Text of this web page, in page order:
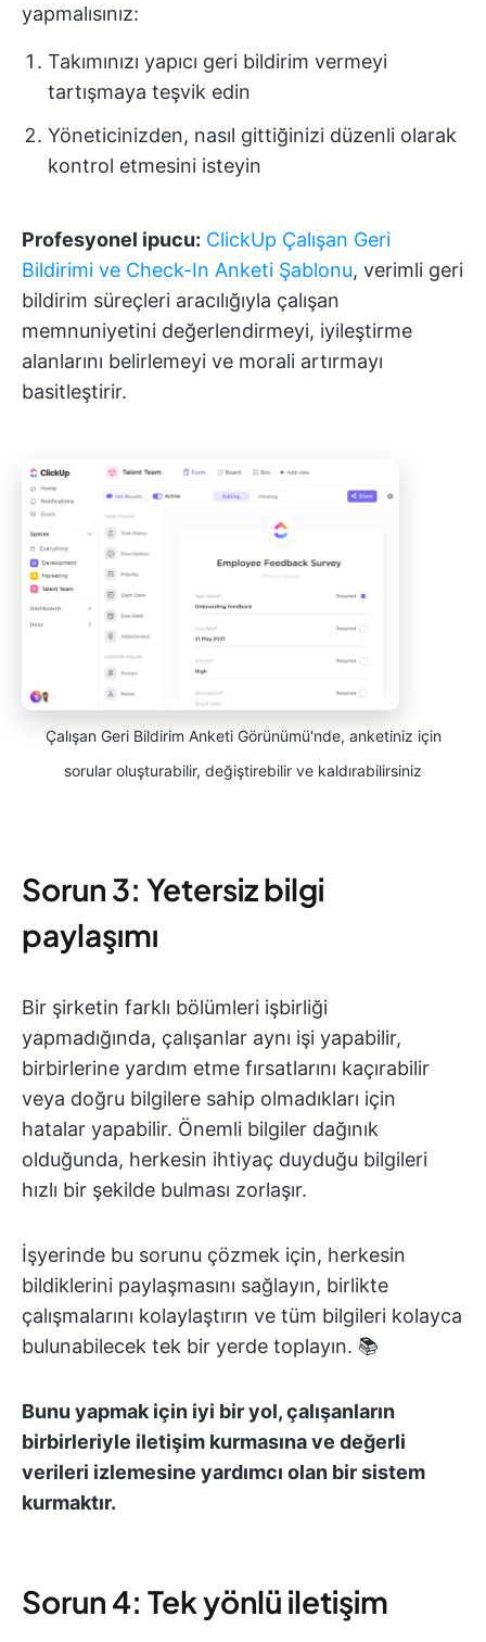
yapmalısınız:
Takımınızı yapıcı geri bildirim vermeyi
tartışmaya teşvik edin
Yöneticinizden, nasıl gittiğinizi düzenli olarak
kontrol etmesini isteyin
Profesyonel ipucu: ClickUp Çalışan Geri
Bildirimi ve Check-In Anketi Şablonu, verimli geri
bildirim süreçleri aracılığıyla çalışan
memnuniyetini değerlendirmeyi, iyileştirme
alanlarını belirlemeyi ve morali artırmayı
basitleştirir.
Çalışan Geri Bildirim Anketi Görünümü'nde, anketiniz için
sorular oluşturabilir, değiştirebilir ve kaldırabilirsiniz
Sorun 3: Yetersiz bilgi
paylaşımı
Bir şirketin farklı bölümleri işbirliği
yapmadığında, çalışanlar aynı işi yapabilir,
birbirlerine yardım etme fırsatlarını kaçırabilir
veya doğru bilgilere sahip olmadıkları için
hatalar yapabilir. Önemli bilgiler dağınık
olduğunda, herkesin ihtiyaç duyduğu bilgileri
hızlı bir şekilde bulması zorlaşır.
İşyerinde bu sorunu çözmek için, herkesin
bildiklerini paylaşmasını sağlayın, birlikte
çalışmalarını kolaylaştırın ve tüm bilgileri kolayca
bulunabilecek tek bir yerde toplayın. 📚
Bunu yapmak için iyi bir yol, çalışanların
birbirleriyle iletişim kurmasına ve değerli
verileri izlemesine yardımcı olan bir sistem
kurmaktır.
Sorun 4: Tek yönlü iletişim